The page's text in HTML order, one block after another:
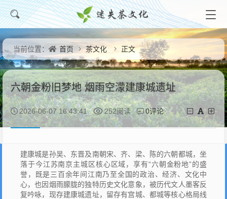
当前位置： 首页 茶文化 正文
六朝金粉旧梦地 烟雨空濛建康城遗址
2026-06-07 16:43:41 252阅读 0评论
建康城是孙吴、东晋及南朝宋、齐、梁、陈的六朝都城，坐
落于今江苏南京主城区核心区域，享有“六朝金粉地”的盛
誉，既是三百余年间江南乃至全国的政治、经济、文化中
心，也因烟雨朦胧的独特历史文化意象，被历代文人墨客反
复吟咏，现存建康城遗址，留存有宫城、都城等核心格局线